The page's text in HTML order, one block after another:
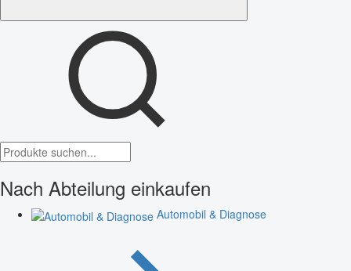
Nach Abteilung einkaufen
Automobil & Diagnose